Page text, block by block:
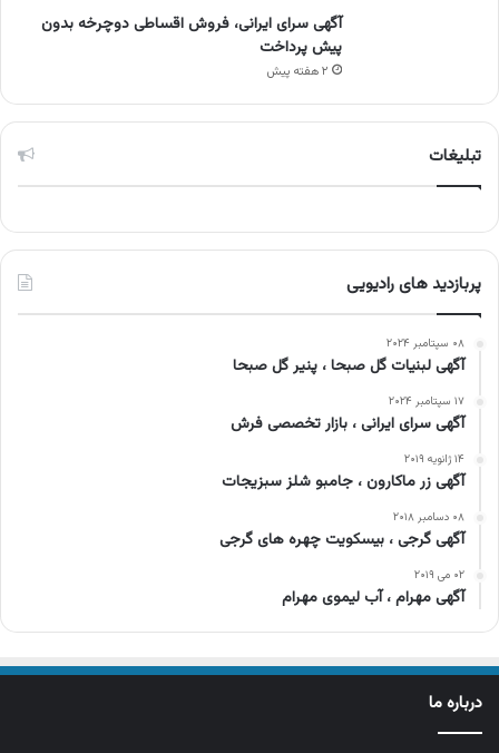
آگهی سرای ایرانی، فروش اقساطی دوچرخه بدون
پیش پرداخت
۲ هفته پیش
تبلیغات
پربازدید های رادیویی
۰۸ سپتامبر ۲۰۲۴
آگهی لبنیات گل صبحا ، پنیر گل صبحا
۱۷ سپتامبر ۲۰۲۴
آگهی سرای ایرانی ، بازار تخصصی فرش
۱۴ ژانویه ۲۰۱۹
آگهی زر ماکارون ، جامبو شلز سبزیجات
۰۸ دسامبر ۲۰۱۸
آگهی گرجی ، بیسکویت چهره های گرجی
۰۲ می ۲۰۱۹
آگهی مهرام ، آب لیموی مهرام
درباره ما